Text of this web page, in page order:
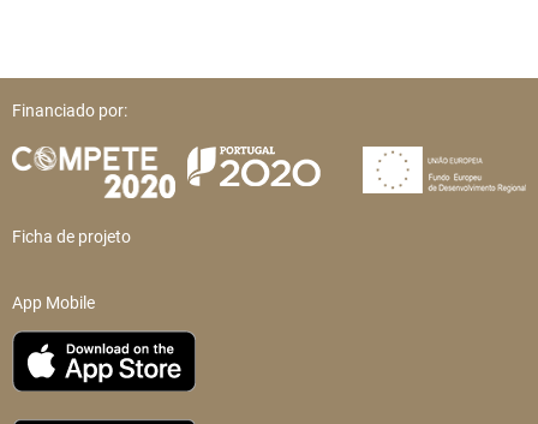
Financiado por:
Ficha de projeto
App Mobile